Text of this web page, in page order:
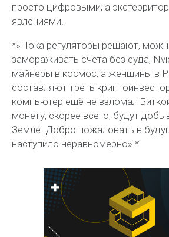
просто цифровыми, а
явлениями.
*»Пока регуляторы решают,
замораживать счета без суда,
майнеры в космос, а женщины в
составляют треть
компьютер ещё не взломал
монету, скорее всего, будут
Земле. Добро пожаловать в
наступило неравномерно».*